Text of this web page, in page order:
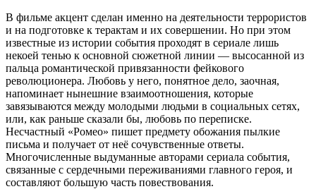
В фильме акцент сделан именно на деятельности террористов
и на подготовке к терактам и их совершении. Но при этом
известные из истории события проходят в сериале лишь
некоей тенью к основной сюжетной линии — высосанной из
пальца романтической привязанности фейкового
революционера. Любовь у него, понятное дело, заочная,
напоминает нынешние взаимоотношения, которые
завязываются между молодыми людьми в социальных сетях,
или, как раньше сказали бы, любовь по переписке.
Несчастный «Ромео» пишет предмету обожания пылкие
письма и получает от неё сочувственные ответы.
Многочисленные выдуманные авторами сериала события,
связанные с сердечными переживаниями главного героя, и
составляют большую часть повествования.